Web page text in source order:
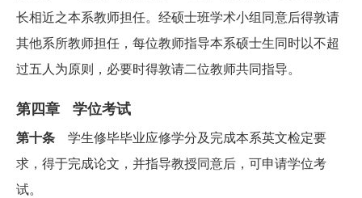
长相近之本系教师担任。经硕士班学术小组同意后得敦请
其他系所教师担任，每位教师指导本系硕士生同时以不超
过五人为原则，必要时得敦请二位教师共同指导。
第四章 学位考试
第十条 学生修毕毕业应修学分及完成本系英文检定要
求，得于完成论文，并指导教授同意后，可申请学位考
试。